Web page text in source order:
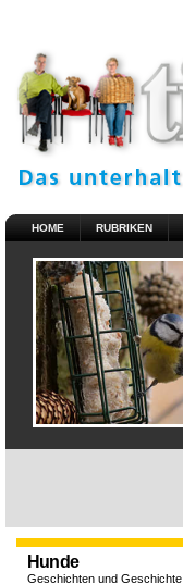
HOME RUBRIKEN
Hunde
Geschichten und Geschichte